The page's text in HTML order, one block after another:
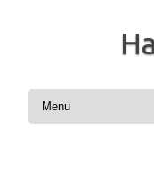
コンテンツへスキップ